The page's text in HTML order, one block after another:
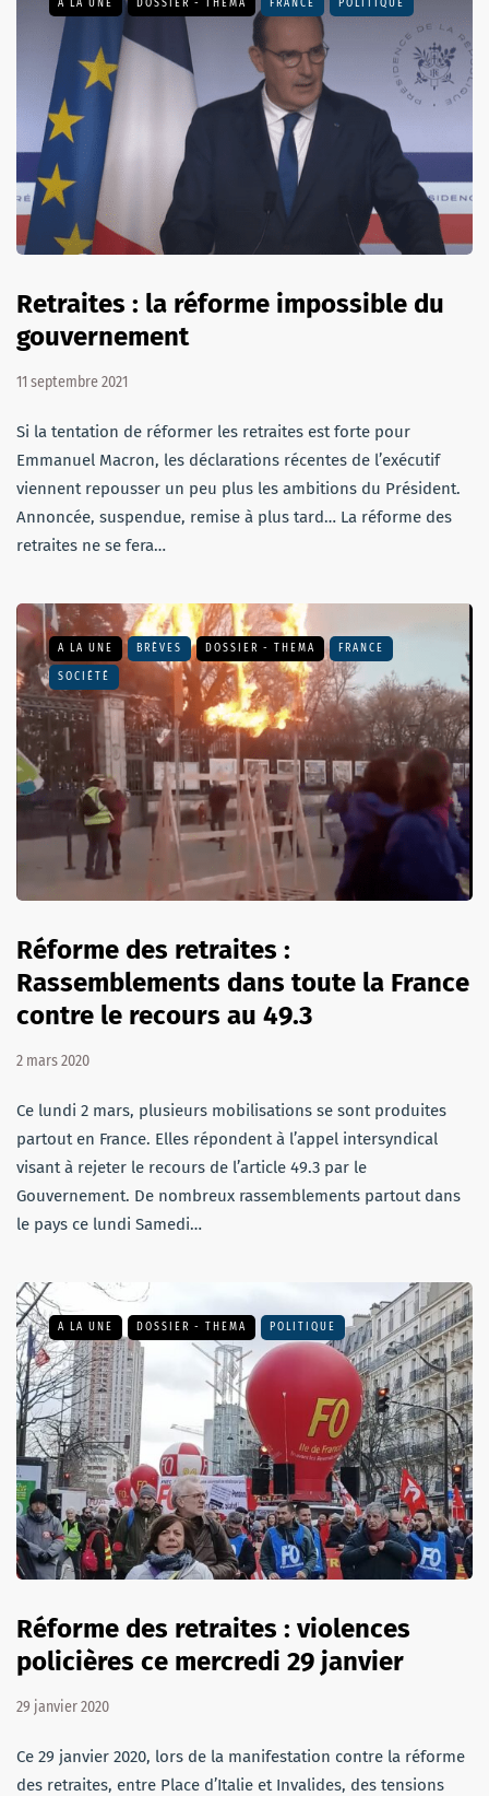
A LA UNE DOSSIER - THEMA FRANCE POLITIQUE
Retraites : la réforme impossible du
gouvernement
11 septembre 2021
Si la tentation de réformer les retraites est forte pour
Emmanuel Macron, les déclarations récentes de l’exécutif
viennent repousser un peu plus les ambitions du Président.
Annoncée, suspendue, remise à plus tard… La réforme des
retraites ne se fera…
A LA UNE BRÈVES DOSSIER - THEMA FRANCE
SOCIÉTÉ
Réforme des retraites :
Rassemblements dans toute la France
contre le recours au 49.3
2 mars 2020
Ce lundi 2 mars, plusieurs mobilisations se sont produites
partout en France. Elles répondent à l’appel intersyndical
visant à rejeter le recours de l’article 49.3 par le
Gouvernement. De nombreux rassemblements partout dans
le pays ce lundi Samedi…
A LA UNE DOSSIER - THEMA POLITIQUE
Réforme des retraites : violences
policières ce mercredi 29 janvier
29 janvier 2020
Ce 29 janvier 2020, lors de la manifestation contre la réforme
des retraites, entre Place d’Italie et Invalides, des tensions